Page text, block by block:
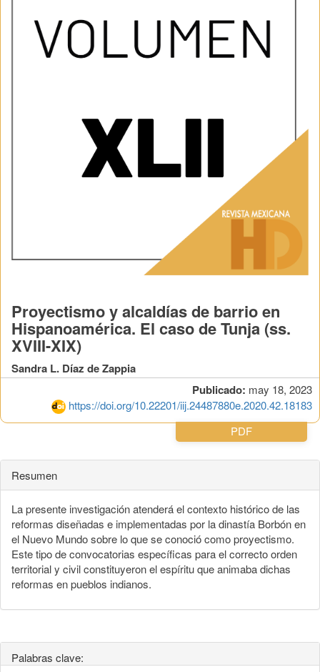
Publicado: may 18, 2023
https://doi.org/10.22201/iij.24487880e.2020.42.18183
Proyectismo y alcaldías de barrio en
Hispanoamérica. El caso de Tunja (ss.
XVIII-XIX)
Sandra L. Díaz de Zappia
PDF
Resumen
La presente investigación atenderá el contexto histórico de las
reformas diseñadas e implementadas por la dinastía Borbón en
el Nuevo Mundo sobre lo que se conoció como proyectismo.
Este tipo de convocatorias específicas para el correcto orden
territorial y civil constituyeron el espíritu que animaba dichas
reformas en pueblos indianos.
Palabras clave: